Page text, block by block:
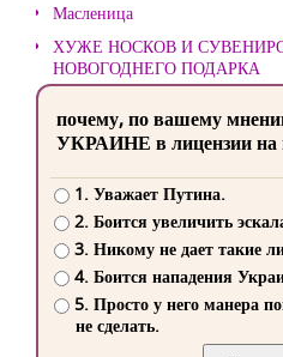
Масленица
ХУЖЕ НОСКОВ И
НОВОГОДНЕГО ПОДАРКА
почему, по вашему
УКРАИНЕ в лицензии на
1. Уважает Путина.
2. Боится увеличить
3. Никому не дает такие
4. Боится нападения
5. Просто у него манера
не сделать.